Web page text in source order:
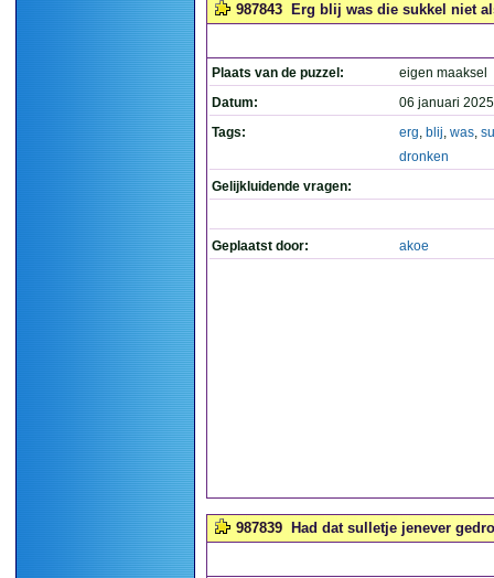
987843 Erg blij was die sukkel niet
Plaats van de puzzel:
eigen maaksel
Datum:
06 januari
Tags:
erg, blij, was,
dronken
Gelijkluidende vragen:
Geplaatst door: akoe
987839 Had dat sulletje jenever